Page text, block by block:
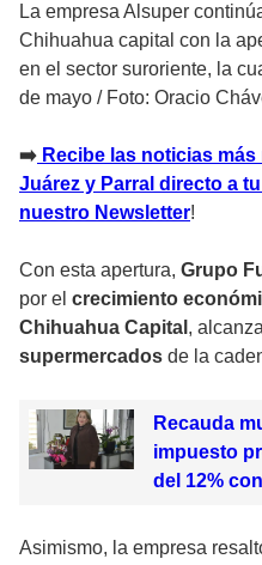
La empresa Alsuper
Chihuahua capital con la
en el sector suroriente, la
de mayo / Foto: Oracio
➡️ Recibe las noticias
Juárez y Parral directo a
nuestro Newsletter!
Con esta apertura, Grupo
por el crecimiento
Chihuahua Capital ,
supermercados de la
Recauda
impuesto
del 12%
Asimismo, la empresa